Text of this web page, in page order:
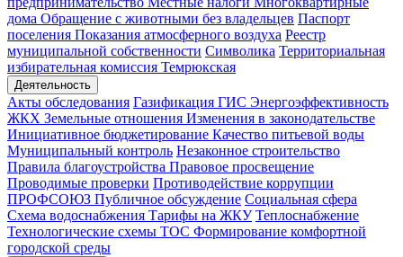
дома Обращение с животными без владельцев Паспорт
поселения Показания атмосферного воздуха Реестр
муниципальной собственности Символика Территориальная
избирательная комиссия Темрюкская
Деятельность
Акты обследования Газификация ГИС Энергоэффективность
ЖКХ Земельные отношения Изменения в законодательстве
Инициативное бюджетирование Качество питьевой воды
Муниципальный контроль Незаконное строительство
Правила благоустройства Правовое просвещение
Проводимые проверки Противодействие коррупции
ПРОФСОЮЗ Публичное обсуждение Социальная сфера
Схема водоснабжения Тарифы на ЖКУ Теплоснабжение
Технологические схемы ТОС Формирование комфортной
городской среды